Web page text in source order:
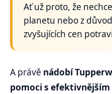
Ať už proto, že
planetu nebo z
zvyšujících cen
A právě nádobí
pomoci s